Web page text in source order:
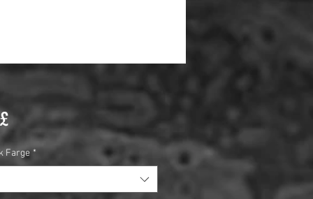
Pris
Farge *